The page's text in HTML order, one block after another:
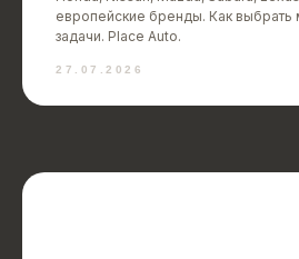
европейские бренды. Как выбрать
задачи. Place Auto.
27.07.2026